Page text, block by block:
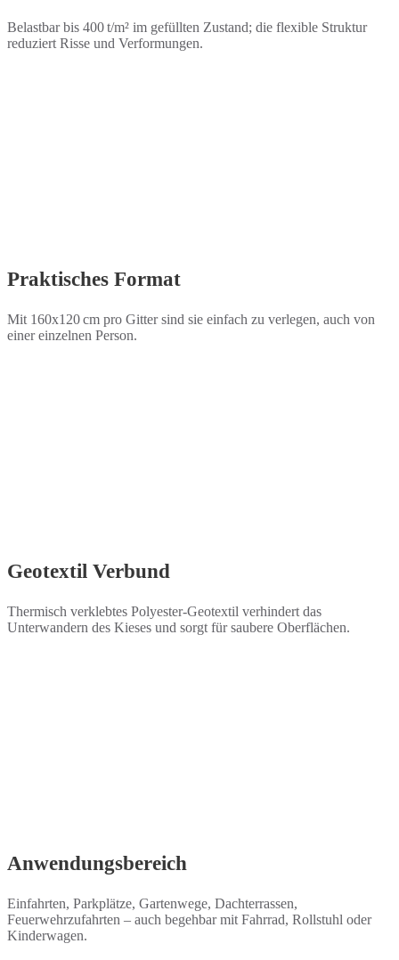
Belastbar bis 400 t/m² im gefüllten Zustand; die flexible Struktur
reduziert Risse und Verformungen.
Praktisches Format
Mit 160x120 cm pro Gitter sind sie einfach zu verlegen, auch von
einer einzelnen Person.
Geotextil Verbund
Thermisch verklebtes Polyester-Geotextil verhindert das
Unterwandern des Kieses und sorgt für saubere Oberflächen.
Anwendungsbereich
Einfahrten, Parkplätze, Gartenwege, Dachterrassen,
Feuerwehrzufahrten – auch begehbar mit Fahrrad, Rollstuhl oder
Kinderwagen.